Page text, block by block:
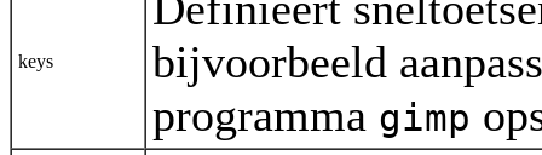
keys
bijvoorbeeld
programma gimp